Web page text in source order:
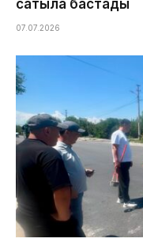
сатыла бастады
07.07.2026